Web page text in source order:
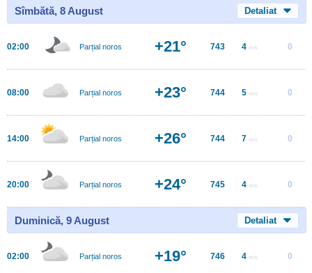
Sîmbătă, 8 August Detaliat
02:00 Parțial noros +21° 743 4 m/s 0
08:00 Parțial noros +23° 744 5 m/s 0
14:00 Parțial noros +26° 744 7 m/s 0
20:00 Parțial noros +24° 745 4 m/s 0
Duminică, 9 August Detaliat
02:00 Parțial noros +19° 746 4 m/s 0